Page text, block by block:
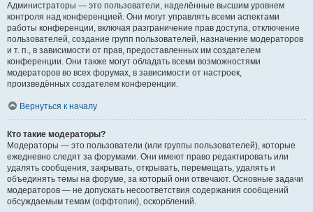
Администраторы — это пользователи, наделённые высшим уровнем
контроля над конференцией. Они могут управлять всеми аспектами
работы конференции, включая разграничение прав доступа, отключение
пользователей, создание групп пользователей, назначение модераторов
и т. п., в зависимости от прав, предоставленных им создателем
конференции. Они также могут обладать всеми возможностями
модераторов во всех форумах, в зависимости от настроек,
произведённых создателем конференции.
Вернуться к началу
Кто такие модераторы?
Модераторы — это пользователи (или группы пользователей), которые
ежедневно следят за форумами. Они имеют право редактировать или
удалять сообщения, закрывать, открывать, перемещать, удалять и
объединять темы на форуме, за который они отвечают. Основные задачи
модераторов — не допускать несоответствия содержания сообщений
обсуждаемым темам (оффтопик), оскорблений.